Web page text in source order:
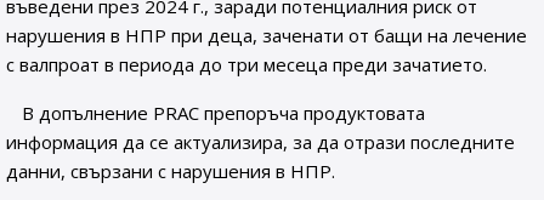
въведени през 2024 г., заради потенциалния риск от
нарушения в НПР при деца, заченати от бащи на лечение
с валпроат в периода до три месеца преди зачатието.
В допълнение PRAC препоръча продуктовата
информация да се актуализира, за да отрази последните
данни, свързани с нарушения в НПР.